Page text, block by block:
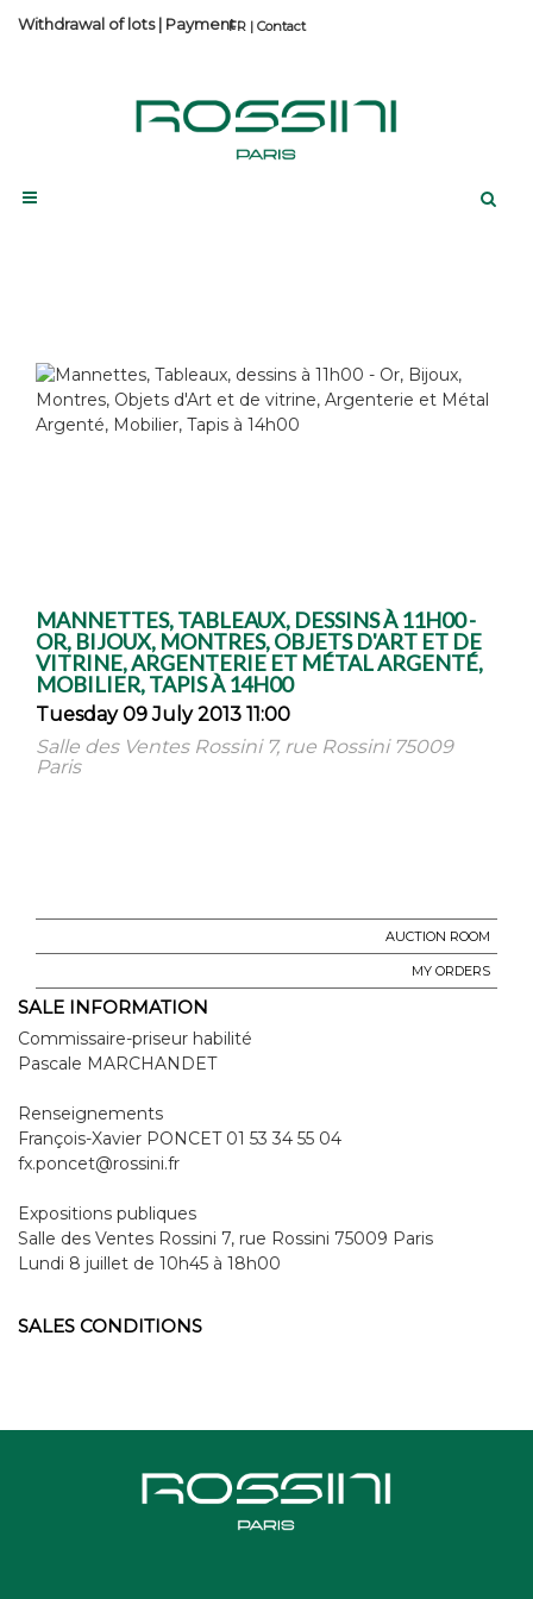
Contact
Withdrawal of lots| Payment
MANNETTES, TABLEAUX, DESSINS À 11H00 -
OR, BIJOUX, MONTRES, OBJETS D'ART ET DE
VITRINE, ARGENTERIE ET MÉTAL ARGENTÉ,
MOBILIER, TAPIS À 14H00
Tuesday 09 July 2013 11:00
Salle des Ventes Rossini 7, rue Rossini 75009
Paris
AUCTION ROOM
MY ORDERS
SALE INFORMATION
Commissaire-priseur habilité
Pascale MARCHANDET
Renseignements
François-Xavier PONCET 01 53 34 55 04
fx.poncet@rossini.fr
Expositions publiques
Salle des Ventes Rossini 7, rue Rossini 75009 Paris
Lundi 8 juillet de 10h45 à 18h00
SALES CONDITIONS